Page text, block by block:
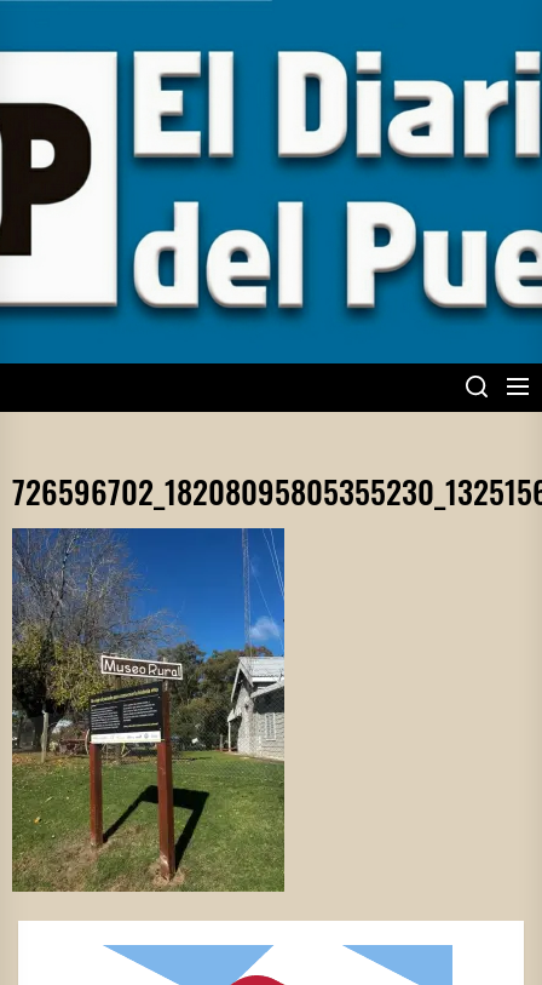
content
EL DIARIO DEL
PUEBLO